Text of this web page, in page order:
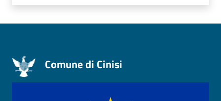
Comune di Cinisi